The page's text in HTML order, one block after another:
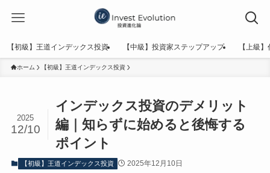
【初級】王道インデックス投資 【中級】投資家ステップアップ 【上級
ホーム 【初級】王道インデックス投資
インデックス投資のデメリット
編｜知らずに始めると後悔する
ポイント
2025
12/10
【初級】王道インデックス投資 2025年12月10日